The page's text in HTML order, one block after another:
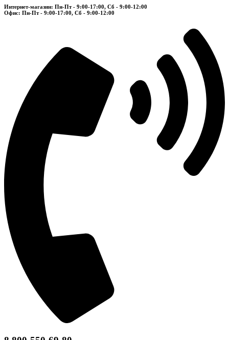
Интернет-магазин: Пн-Пт - 9:00-17:00, Сб - 9:00-12:00
Офис: Пн-Пт - 9:00-17:00, Сб - 9:00-12:00